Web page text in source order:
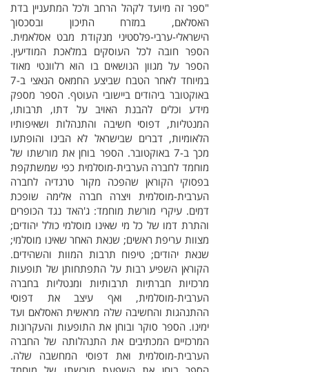
"ספר זה מיועד לקהל הרחב ולכל המתעניין בדת
האסלאם, במזרח התיכון ובסכסוך
הישראלי-ערבי-פלסטיני מנקודת מבט אסלאמית.
הספר חובה לכל העוסקים במלאכת המודיעין.
הספר על מגוון הנושאים בו הוא רלוונטי מאוד
במיוחד לאחר הטבח שביצע החמאס הנאצי ב-7
באוקטובר ביהודים ביישובי העוטף. הספר מספק
מידע וכלים להבנת האויב על דתו, תרבותו,
המנטליות, דפוסי חשיבה והתנהלות ושאיפותיו
הלאומיות, דברים שבישראל לא הבינו והופתעו
מכך ב-7 באוקטובר. הספר בוחן את מורשתו של
מוחמד לחברה הערבית-מוסלמית כפי שמשתקפת
בפסוקי הקוראן שהפכה מקור טרגדיה לחברה
הערבית-מוסלמית ויצרה חברה אלימה שופכת
דמים. עיקרי מורשת מוחמד: ג'האד נגד הכופרים
והתרת דמו של כל מי שאינו מוסלמי כולל יהודים;
מצוות עריפת ראשים; שנאת האחר שאינו מוסלמי;
שנאת יהודים; טיפוח תרבות המוות והשהידים.
הקוראן השפיע רבות על התפתחותן של תופעות
מרכזיות חברתיות תרבותיות ומנטליות בחברה
הערבית-מוסלמית, ואף עיצב את דפוסי
ההתנהגות והחשיבה שלה מראשית האסלאם ועד
ימינו. הספר סוקר ובוחן את התופעות והעקרונות
המרכזיים המכתיבים את התנהלותה של החברה
הערבית-מוסלמית ואת דפוסי המחשבה שלה.